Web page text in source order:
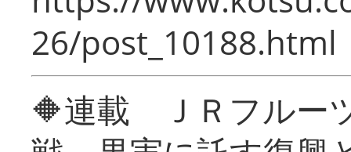
26/post_10188.html
🔶連載 ＪＲフルー